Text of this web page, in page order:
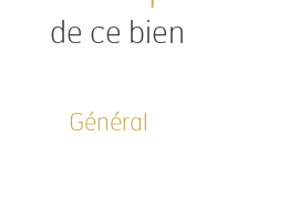
de ce bien
Général